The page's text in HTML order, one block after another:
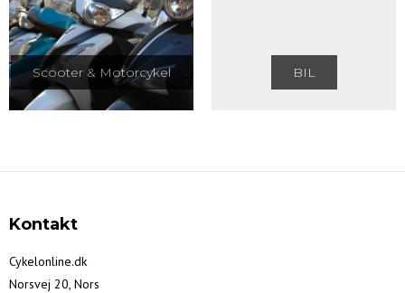
Scooter & Motorcykel BIL
Kontakt
Cykelonline.dk
Norsvej 20, Nors